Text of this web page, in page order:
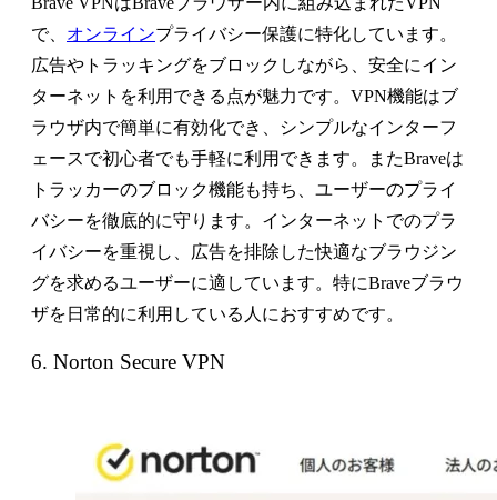
で、 オンラインプライバシー保護に特化しています。
広告やトラッキングをブロックしながら、安全にイン
ターネットを利用できる点が魅力です。VPN機能はブ
ラウザ内で簡単に有効化でき、シンプルなインターフ
ェースで初心者でも手軽に利用できます。またBraveは
トラッカーのブロック機能も持ち、ユーザーのプライ
バシーを徹底的に守ります。インターネットでのプラ
イバシーを重視し、広告を排除した快適なブラウジン
グを求めるユーザーに適しています。特にBraveブラウ
ザを日常的に利用している人におすすめです。
6. Norton Secure VPN